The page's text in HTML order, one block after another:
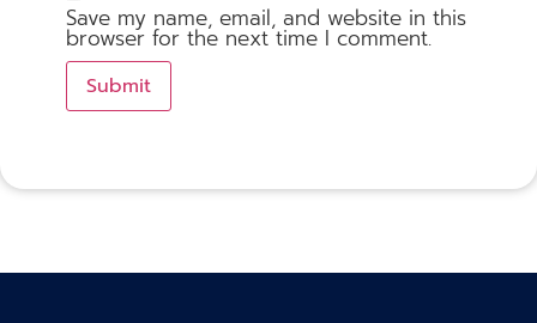
Save my name, email, and website in this
browser for the next time I comment.